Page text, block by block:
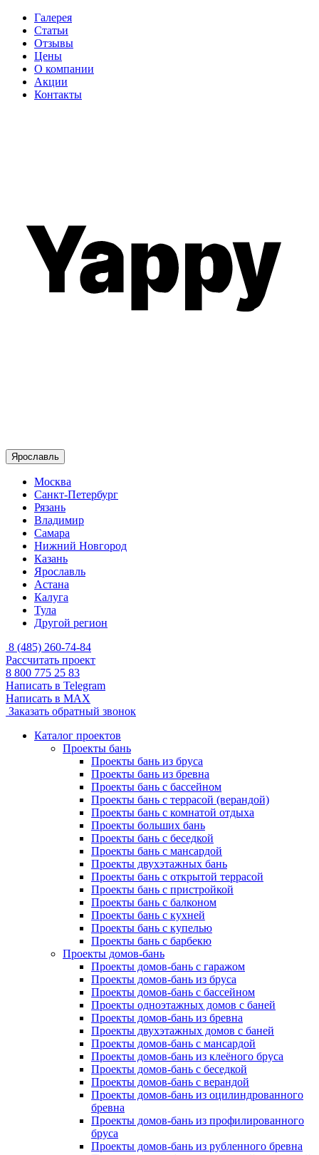
Галерея
Статьи
Отзывы
Цены
О компании
Акции
Контакты
Ярославль
Москва
Санкт-Петербург
Рязань
Владимир
Самара
Нижний Новгород
Казань
Ярославль
Астана
Калуга
Тула
Другой регион
8 (485) 260-74-84
Рассчитать проект
8 800 775 25 83
Написать в Telegram
Написать в MAX
Заказать обратный звонок
Каталог проектов
Проекты бань
Проекты бань из бруса
Проекты бань из бревна
Проекты бань с бассейном
Проекты бань с террасой (верандой)
Проекты бань с комнатой отдыха
Проекты больших бань
Проекты бань с беседкой
Проекты бань с мансардой
Проекты двухэтажных бань
Проекты бань с открытой террасой
Проекты бань с пристройкой
Проекты бань с балконом
Проекты бань с кухней
Проекты бань с купелью
Проекты бань с барбекю
Проекты домов-бань
Проекты домов-бань с гаражом
Проекты домов-бань из бруса
Проекты домов-бань с бассейном
Проекты одноэтажных домов с баней
Проекты домов-бань из бревна
Проекты двухэтажных домов с баней
Проекты домов-бань с мансардой
Проекты домов-бань из клеёного бруса
Проекты домов-бань с беседкой
Проекты домов-бань с верандой
Проекты домов-бань из оцилиндрованного
бревна
Проекты домов-бань из профилированного
бруса
Проекты домов-бань из рубленного бревна